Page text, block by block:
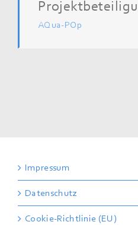
AQua-POp
Impressum
Datenschutz
Cookie-Richtlinie (EU)